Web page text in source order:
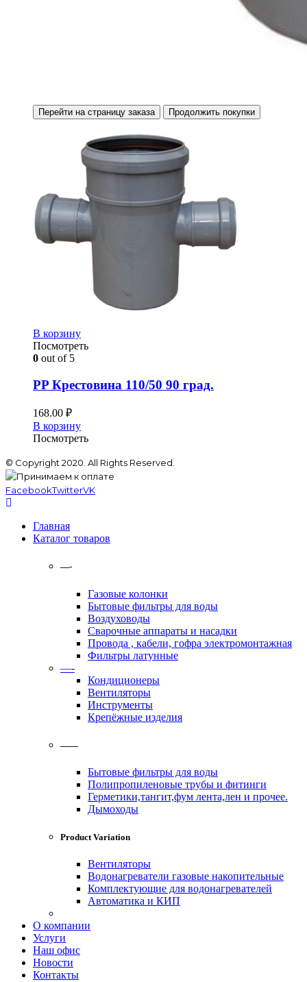
Перейти на страницу заказа Продолжить покупки
В корзину
Посмотреть
0 out of 5
PP Крестовина 110/50 90 град.
168.00 ₽
В корзину
Посмотреть
© Copyright 2020. All Rights Reserved.
FacebookTwitterVK
Главная
Каталог товаров
—-
Газовые колонки
Бытовые фильтры для воды
Воздуховоды
Сварочные аппараты и насадки
Провода , кабели, гофра электромонтажная
Фильтры латунные
—-
Кондиционеры
Вентиляторы
Инструменты
Крепёжные изделия
——
Бытовые фильтры для воды
Полипропиленовые трубы и фитинги
Герметики,тангит,фум лента,лен и прочее.
Дымоходы
Product Variation
Вентиляторы
Водонагреватели газовые накопительные
Комплектующие для водонагревателей
Автоматика и КИП
О компании
Услуги
Наш офис
Новости
Контакты